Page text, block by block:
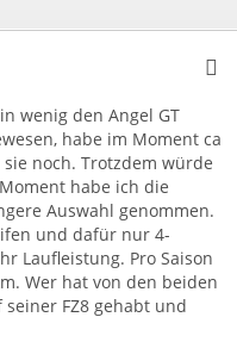
wenig den Angel GT
habe im Moment ca
noch. Trotzdem würde
habe ich die
Auswahl genommen.
und dafür nur 4-
Laufleistung. Pro Saison
Wer hat von den beiden
FZ8 gehabt und